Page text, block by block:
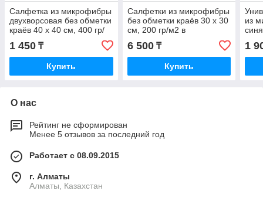
Салфетка из микрофибры
двухворсовая без обметки
краёв 40 х 40 см, 400 гр/
1 450 ₸
Купить
Салфетки из микрофибры
без обметки краёв 30 х 30
см, 200 гр/м2 в
диспенсере, 40 штук,
желтые
6 500₸
Купить
из
1
О нас
Рейтинг не сформирован
Менее 5 отзывов за последний год
Работает с 08.09.2015
г. Алматы
Алматы, Казахстан